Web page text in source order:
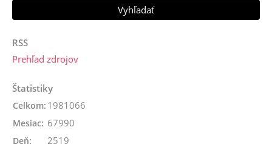
RSS
Prehľad zdrojov
Štatistiky
Celkom: 1981066
Mesiac: 67990
Deň: 2519